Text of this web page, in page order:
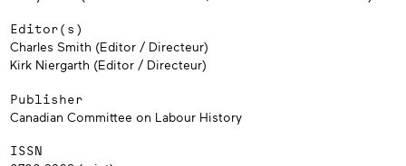
Editor(s)
Charles Smith (Editor / Directeur)
Kirk Niergarth (Editor / Directeur)
Publisher
Canadian Committee on Labour History
ISSN